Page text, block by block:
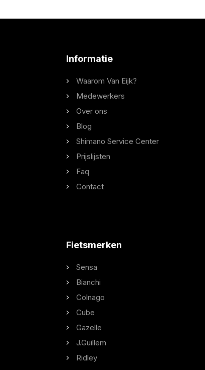
Informatie
Waarom Van Eijk?
Medewerkers
Over ons
Blog
Shimano Service Center
Prijslijsten
Faq
Contact
Fietsmerken
Sensa
Bianchi
Colnago
Cube
Gazelle
J.Guillem
Ridley